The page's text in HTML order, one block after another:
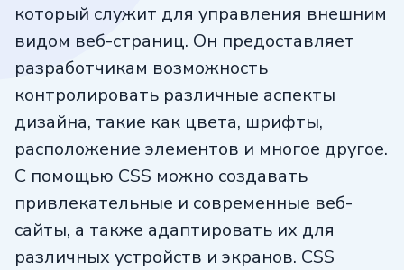
который служит для управления внешним
видом веб-страниц. Он предоставляет
разработчикам возможность
контролировать различные аспекты
дизайна, такие как цвета, шрифты,
расположение элементов и многое другое.
С помощью CSS можно создавать
привлекательные и современные веб-
сайты, а также адаптировать их для
различных устройств и экранов. CSS